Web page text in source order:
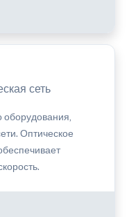
сеть
Оптическое